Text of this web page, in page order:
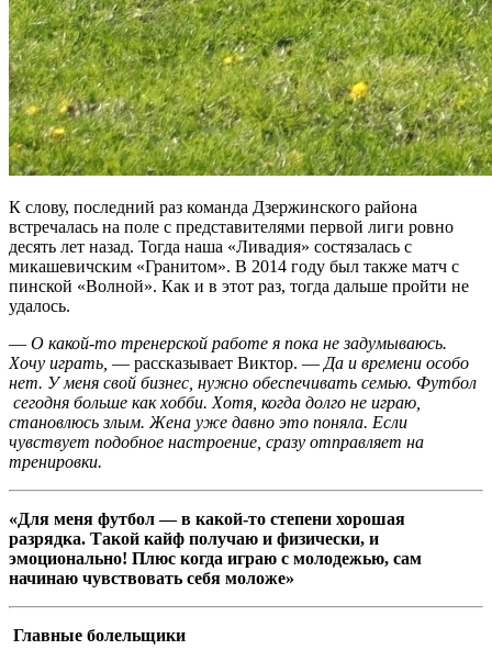
К слову, последний раз команда Дзержинского района
встречалась на поле с представителями первой лиги ровно
десять лет назад. Тогда наша «Ливадия» состязалась с
микашевичским «Гранитом». В 2014 году был также матч с
пинской «Волной». Как и в этот раз, тогда дальше пройти не
удалось.
— О какой-то тренерской работе я пока не задумываюсь.
Хочу играть, — рассказывает Виктор. — Да и времени особо
нет. У меня свой бизнес, нужно обеспечивать семью. Футбол
сегодня больше как хобби. Хотя, когда долго не играю,
становлюсь злым. Жена уже давно это поняла. Если
чувствует подобное настроение, сразу отправляет на
тренировки.
«Для меня футбол — в какой-то степени хорошая
разрядка. Такой кайф получаю и физически, и
эмоционально! Плюс когда играю с молодежью, сам
начинаю чувствовать себя моложе»
Главные болельщики